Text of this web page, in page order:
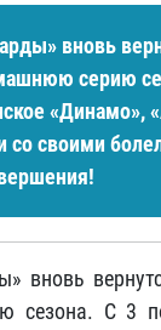
вновь
серию
«Динамо»,
со своими
вновь
сезона. С 3